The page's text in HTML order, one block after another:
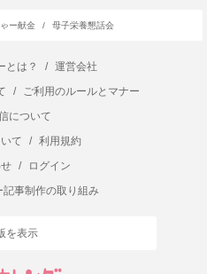
ー献金 / 母子栄養懇話会
とは？ /
運営会社
/
ご利用のルールとマナー
について
て
/
利用規約
/
ログイン
事制作の取り組み
を表示